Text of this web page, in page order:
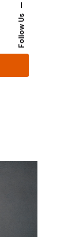
Follow Us